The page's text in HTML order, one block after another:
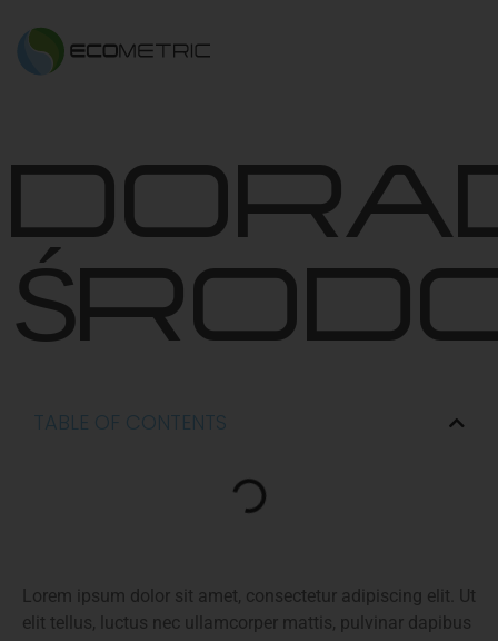
TABLE OF CONTENTS
Lorem ipsum dolor sit amet, consectetur adipiscing elit. Ut
elit tellus, luctus nec ullamcorper mattis, pulvinar dapibus